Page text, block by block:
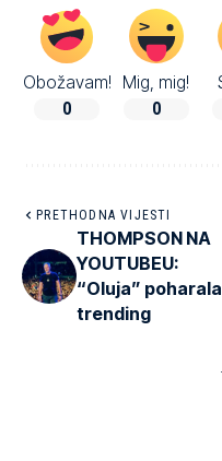
Obožavam!
0
Mig, mig!
0
PRETHODNA VIJESTI
THOMPSON NA
YOUTUBEU:
“Oluja” poharala
trending